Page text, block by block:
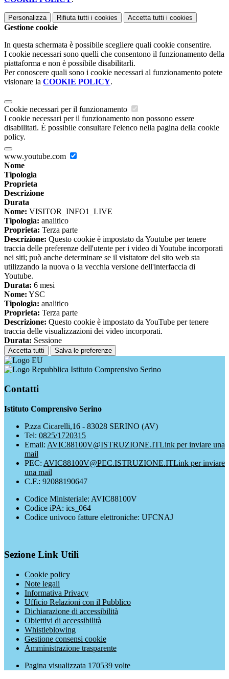
Personalizza Rifiuta tutti i cookies Accetta tutti i cookies
Gestione cookie
In questa schermata è possibile scegliere quali cookie consentire.
I cookie necessari sono quelli che consentono il funzionamento della
piattaforma e non è possibile disabilitarli.
Per conoscere quali sono i cookie necessari al funzionamento potete
visionare la COOKIE POLICY.
Cookie necessari per il funzionamento
I cookie necessari per il funzionamento non possono essere
disabilitati. È possibile consultare l'elenco nella pagina della cookie
policy.
www.youtube.com
Nome
Tipologia
Proprieta
Descrizione
Durata
Nome: VISITOR_INFO1_LIVE
Tipologia: analitico
Proprieta: Terza parte
Descrizione: Questo cookie è impostato da Youtube per tenere
traccia delle preferenze dell'utente per i video di Youtube incorporati
nei siti; può anche determinare se il visitatore del sito web sta
utilizzando la nuova o la vecchia versione dell'interfaccia di
Youtube.
Durata: 6 mesi
Nome: YSC
Tipologia: analitico
Proprieta: Terza parte
Descrizione: Questo cookie è impostato da YouTube per tenere
traccia delle visualizzazioni dei video incorporati.
Durata: Sessione
Accetta tutti Salva le preferenze
Istituto Comprensivo Serino
Contatti
Istituto Comprensivo Serino
P.zza Cicarelli,16 - 83028 SERINO (AV)
Tel: 0825/1720315
Email: AVIC88100V@ISTRUZIONE.ITLink per inviare una
mail
PEC: AVIC88100V@PEC.ISTRUZIONE.ITLink per inviare
una mail
C.F.: 92088190647
Codice Ministeriale: AVIC88100V
Codice iPA: ics_064
Codice univoco fatture elettroniche: UFCNAJ
Sezione Link Utili
Cookie policy
Note legali
Informativa Privacy
Ufficio Relazioni con il Pubblico
Dichiarazione di accessibilità
Obiettivi di accessibilità
Whistleblowing
Gestione consensi cookie
Amministrazione trasparente
Pagina visualizzata 170539 volte